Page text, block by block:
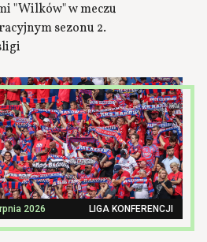
"Wilków" w meczu
sezonu 2.
2026 LIGA KONFERENCJI